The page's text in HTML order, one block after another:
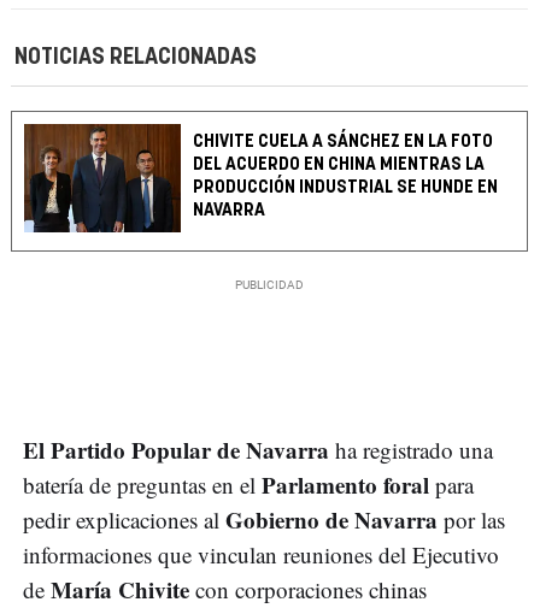
NOTICIAS RELACIONADAS
CHIVITE CUELA A SÁNCHEZ EN LA FOTO
DEL ACUERDO EN CHINA MIENTRAS LA
PRODUCCIÓN INDUSTRIAL SE HUNDE EN
NAVARRA
El Partido Popular de Navarra ha registrado una
batería de preguntas en el Parlamento foral para
pedir explicaciones al Gobierno de Navarra por las
informaciones que vinculan reuniones del Ejecutivo
de María Chivite con corporaciones chinas